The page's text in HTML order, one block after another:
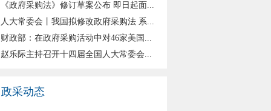
《政府采购法》修订草案公布 即日起面...
人大常委会丨我国拟修改政府采购法 系...
财政部：在政府采购活动中对46家美国...
赵乐际主持召开十四届全国人大常委会...
政采动态